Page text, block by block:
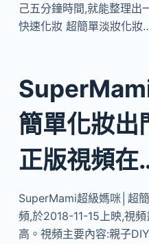
己五分鐘時間,就能整理出
快速化妝 超簡單淡妝化妝
簡單化妝
正版視頻在
SuperMami超級媽咪│超
頻,於2018-11-15上映,視
高。視頻主要內容:親子